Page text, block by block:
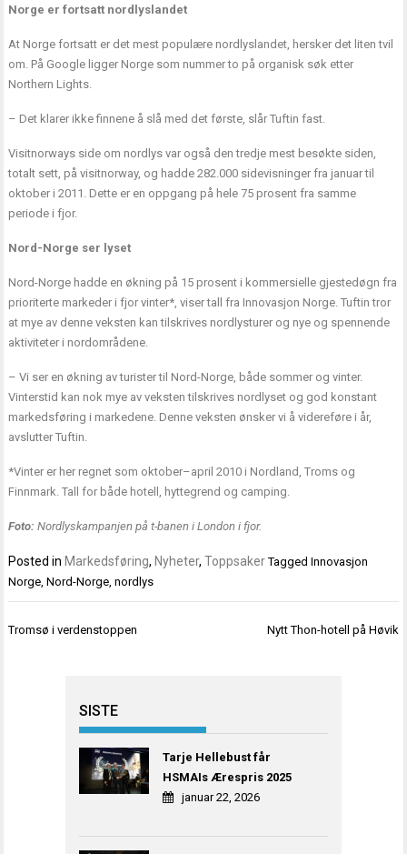
Norge er fortsatt nordlyslandet
At Norge fortsatt er det mest populære nordlyslandet, hersker det liten tvil
om. På Google ligger Norge som nummer to på organisk søk etter
Northern Lights.
– Det klarer ikke finnene å slå med det første, slår Tuftin fast.
Visitnorways side om nordlys var også den tredje mest besøkte siden,
totalt sett, på visitnorway, og hadde 282.000 sidevisninger fra januar til
oktober i 2011. Dette er en oppgang på hele 75 prosent fra samme
periode i fjor.
Nord-Norge ser lyset
Nord-Norge hadde en økning på 15 prosent i kommersielle gjestedøgn fra
prioriterte markeder i fjor vinter*, viser tall fra Innovasjon Norge. Tuftin tror
at mye av denne veksten kan tilskrives nordlysturer og nye og spennende
aktiviteter i nordområdene.
– Vi ser en økning av turister til Nord-Norge, både sommer og vinter.
Vinterstid kan nok mye av veksten tilskrives nordlyset og god konstant
markedsføring i markedene. Denne veksten ønsker vi å videreføre i år,
avslutter Tuftin.
*Vinter er her regnet som oktober–april 2010 i Nordland, Troms og
Finnmark. Tall for både hotell, hyttegrend og camping.
Foto: Nordlyskampanjen på t-banen i London i fjor.
Posted in Markedsføring, Nyheter,Toppsaker TaggedInnovasjon
Norge,Nord-Norge,nordlys
Innleggsnavigasjon
Tromsø i verdenstoppen Nytt Thon-hotell på Høvik
SISTE
Tarje Hellebust får
HSMAIs Ærespris 2025
januar 22, 2026